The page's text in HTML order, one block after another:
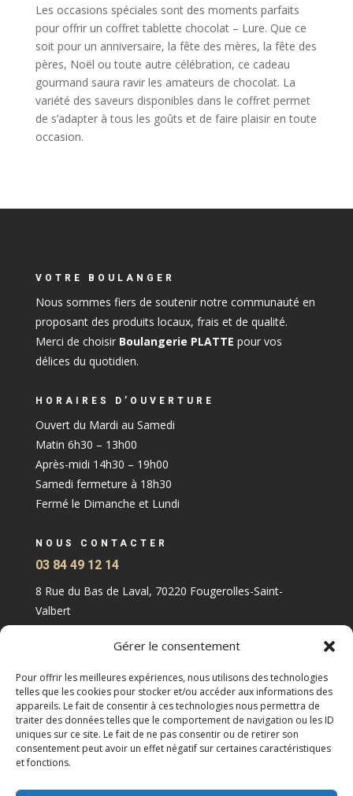
Gérer le consentement
Pour offrir les meilleures expériences, nous utilisons des technologies
telles que les cookies pour stocker et/ou accéder aux informations des
appareils. Le fait de consentir à ces technologies nous permettra de
traiter des données telles que le comportement de navigation ou les ID
uniques sur ce site. Le fait de ne pas consentir ou de retirer son
consentement peut avoir un effet négatif sur certaines caractéristiques
et fonctions.
Les occasions spéciales sont des moments parfaits
pour offrir un coffret tablette chocolat – Lure. Que ce
soit pour un anniversaire, la fête des mères, la fête des
pères, Noël ou toute autre célébration, ce cadeau
gourmand saura ravir les amateurs de chocolat. La
variété des saveurs disponibles dans le coffret permet
de s’adapter à tous les goûts et de faire plaisir en toute
occasion.
VOTRE BOULANGER
Nous sommes fiers de soutenir notre communauté en
proposant des produits locaux, frais et de qualité.
Merci de choisir Boulangerie PLATTE pour vos
délices du quotidien.
HORAIRES D’OUVERTURE
Ouvert du Mardi au Samedi
Matin 6h30 – 13h00
Après-midi 14h30 – 19h00
Samedi fermeture à 18h30
Fermé le Dimanche et Lundi
NOUS CONTACTER
03 84 49 12 14
8 Rue du Bas de Laval, 70220 Fougerolles-Saint-
Valbert